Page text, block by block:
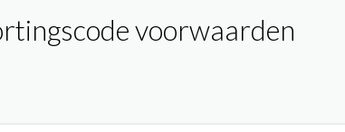
STUDIEREIZENvoorwaarden